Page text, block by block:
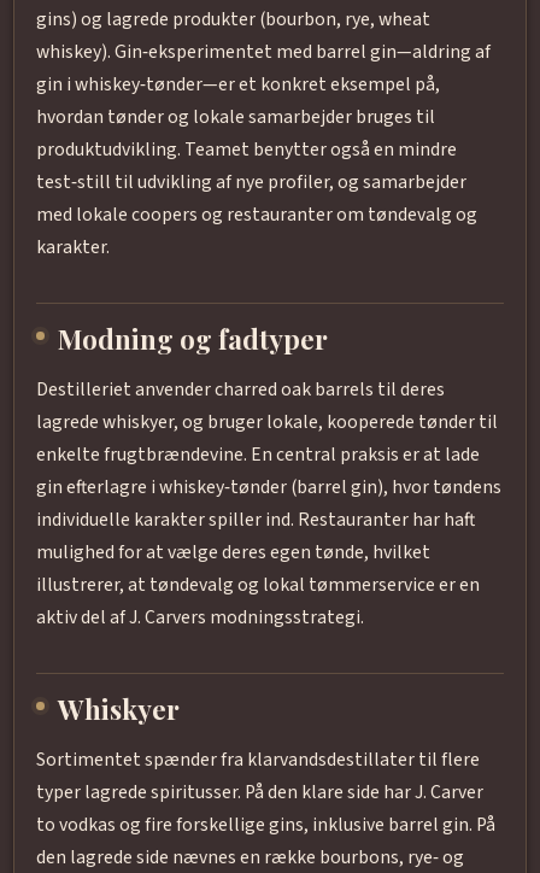
gins) og lagrede produkter (bourbon, rye, wheat
whiskey). Gin‑eksperimentet med barrel gin—aldring af
gin i whiskey‑tønder—er et konkret eksempel på,
hvordan tønder og lokale samarbejder bruges til
produktudvikling. Teamet benytter også en mindre
test‑still til udvikling af nye profiler, og samarbejder
med lokale coopers og restauranter om tøndevalg og
karakter.
Modning og fadtyper
Destilleriet anvender charred oak barrels til deres
lagrede whiskyer, og bruger lokale, kooperede tønder til
enkelte frugtbrændevine. En central praksis er at lade
gin efterlagre i whiskey‑tønder (barrel gin), hvor tøndens
individuelle karakter spiller ind. Restauranter har haft
mulighed for at vælge deres egen tønde, hvilket
illustrerer, at tøndevalg og lokal tømmerservice er en
aktiv del af J. Carvers modningsstrategi.
Whiskyer
Sortimentet spænder fra klarvandsdestillater til flere
typer lagrede spiritusser. På den klare side har J. Carver
to vodkas og fire forskellige gins, inklusive barrel gin. På
den lagrede side nævnes en række bourbons, rye‑ og